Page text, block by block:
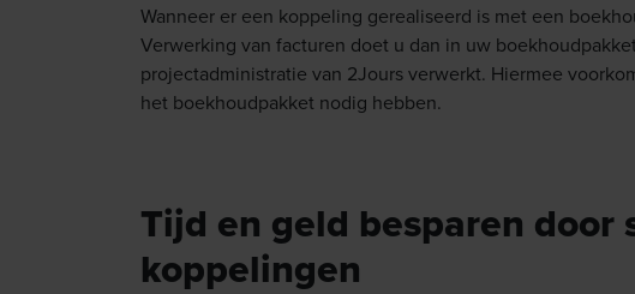
Wanneer er een koppeling gerealiseerd is met een
Verwerking van facturen doet u dan in uw
projectadministratie van 2Jours verwerkt. Hiermee
het boekhoudpakket nodig hebben.
Tijd en geld besparen door
koppelingen